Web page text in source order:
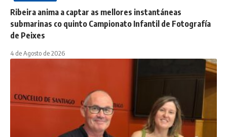
Ribeira anima a captar as mellores instantáneas
submarinas co quinto Campionato Infantil de Fotografía
de Peixes
4 de Agosto de 2026